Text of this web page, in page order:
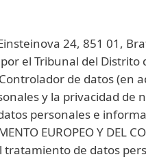
24, 851 01,
el Tribunal del
de datos (en
y la privacidad de
personales e
EUROPEO Y
de datos